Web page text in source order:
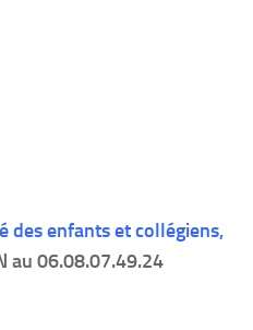
des enfants et collégiens,
au 06.08.07.49.24